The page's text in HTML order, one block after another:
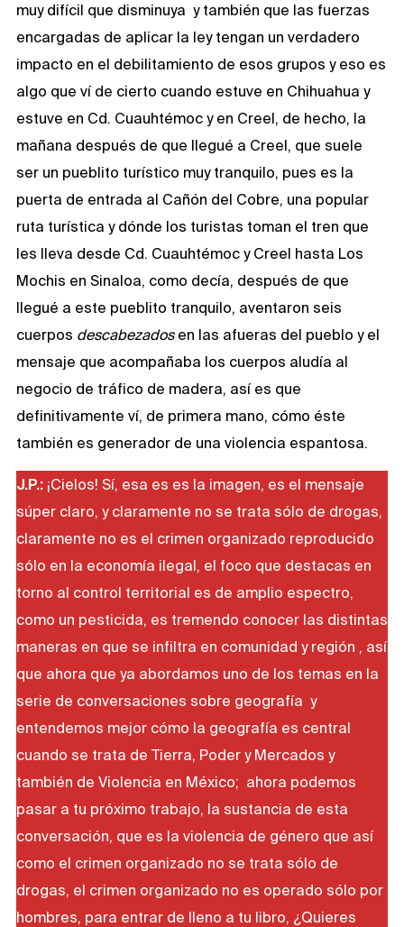
muy difícil que disminuya y también que las fuerzas
encargadas de aplicar la ley tengan un verdadero
impacto en el debilitamiento de esos grupos y eso es
algo que ví de cierto cuando estuve en Chihuahua y
estuve en Cd. Cuauhtémoc y en Creel, de hecho, la
mañana después de que llegué a Creel, que suele
ser un pueblito turístico muy tranquilo, pues es la
puerta de entrada al Cañón del Cobre, una popular
ruta turística y dónde los turistas toman el tren que
les lleva desde Cd. Cuauhtémoc y Creel hasta Los
Mochis en Sinaloa, como decía, después de que
llegué a este pueblito tranquilo, aventaron seis
cuerpos descabezadosen las afueras del pueblo y el
mensaje que acompañaba los cuerpos aludía al
negocio de tráfico de madera, así es que
definitivamente ví, de primera mano, cómo éste
también es generador de una violencia espantosa.
J.P.: ¡Cielos! Sí, esa es es la imagen, es el mensaje
súper claro, y claramente no se trata sólo de drogas,
claramente no es el crimen organizado reproducido
sólo en la economía ilegal, el foco que destacas en
torno al control territorial es de amplio espectro,
como un pesticida, es tremendo conocer las distintas
maneras en que se infiltra en comunidad y región , así
que ahora que ya abordamos uno de los temas en la
serie de conversaciones sobre geografía y
entendemos mejor cómo la geografía es central
cuando se trata de Tierra, Poder y Mercados y
también de Violencia en México; ahora podemos
pasar a tu próximo trabajo, la sustancia de esta
conversación, que es la violencia de género que así
como el crimen organizado no se trata sólo de
drogas, el crimen organizado no es operado sólo por
hombres, para entrar de lleno a tu libro, ¿Quieres